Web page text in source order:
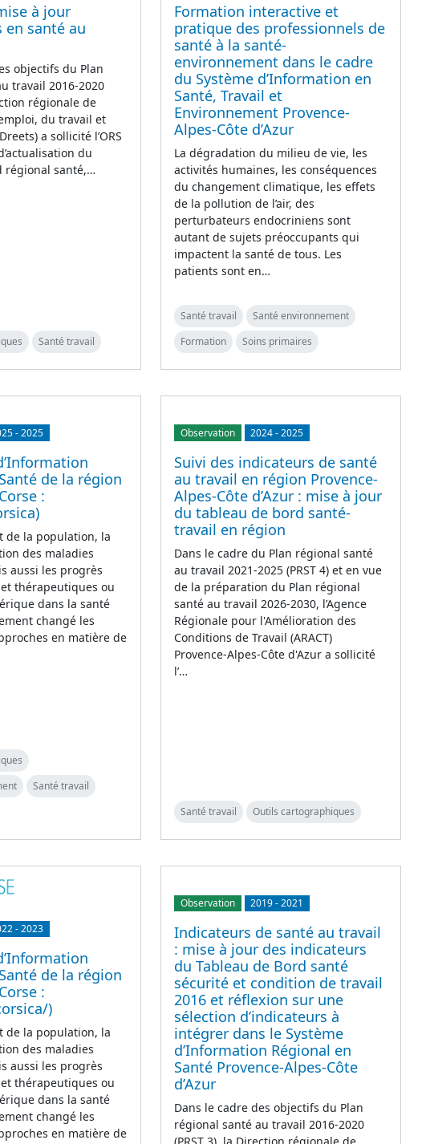
à jour
santé au
objectifs du Plan
travail 2016-2020
régionale de
du travail et
a sollicité l’ORS
du
régional santé,…
Santé travail
Formation interactive et
pratique des professionnels de
santé à la santé-
environnement dans le cadre
du Système d’Information en
Santé, Travail et
Environnement Provence-
Alpes-Côte d’Azur
La dégradation du milieu de vie, les
activités humaines, les conséquences
du changement climatique, les effets
de la pollution de l’air, des
perturbateurs endocriniens sont
autant de sujets préoccupants qui
impactent la santé de tous. Les
patients sont en…
Santé travail
Santé environnement
Formation
Soins primaires
-2025
de la région
:
de la population, la
des maladies
aussi les progrès
thérapeutiques ou
dans la santé
changé les
en matière de
Santé travail
Observation 2024-2025
Suivi des indicateurs de santé
au travail en région Provence-
Alpes-Côte d’Azur : mise à jour
du tableau de bord santé-
travail en région
Dans le cadre du Plan régional santé
au travail 2021-2025 (PRST 4) et en vue
de la préparation du Plan régional
santé au travail 2026-2030, l’Agence
Régionale pour l'Amélioration des
Conditions de Travail (ARACT)
Provence-Alpes-Côte d'Azur a sollicité
l’…
Santé travail Outils cartographiques
-2023
de la région
:
)
de la population, la
des maladies
aussi les progrès
thérapeutiques ou
dans la santé
changé les
en matière de
Observation 2019-2021
Indicateurs de santé au travail
: mise à jour des indicateurs
du Tableau de Bord santé
sécurité et condition de travail
2016 et réflexion sur une
sélection d’indicateurs à
intégrer dans le Système
d’Information Régional en
Santé Provence-Alpes-Côte
d’Azur
Dans le cadre des objectifs du Plan
régional santé au travail 2016-2020